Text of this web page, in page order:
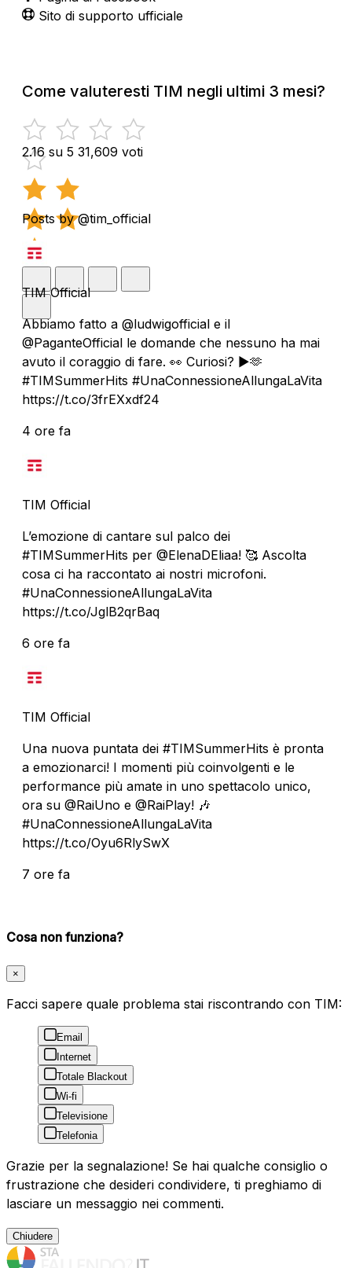
Sito di supporto ufficiale
Come valuteresti TIM negli ultimi 3 mesi?
2.16 su 5 31,609 voti
Posts by @tim_official
TIM Official
Abbiamo fatto a @ludwigofficial e il
@PaganteOfficial le domande che nessuno ha mai
avuto il coraggio di fare. 👀 Curiosi? ▶️🫶
#TIMSummerHits #UnaConnessioneAllungaLaVita
https://t.co/3frEXxdf24
4 ore fa
TIM Official
L’emozione di cantare sul palco dei
#TIMSummerHits per @ElenaDEliaa! 🥰 Ascolta
cosa ci ha raccontato ai nostri microfoni.
#UnaConnessioneAllungaLaVita
https://t.co/JglB2qrBaq
6 ore fa
TIM Official
Una nuova puntata dei #TIMSummerHits è pronta
a emozionarci! I momenti più coinvolgenti e le
performance più amate in uno spettacolo unico,
ora su @RaiUno e @RaiPlay! 🎶
#UnaConnessioneAllungaLaVita
https://t.co/Oyu6RlySwX
7 ore fa
Cosa non funziona?
×
Facci sapere quale problema stai riscontrando con TIM:
Email
Internet
Totale Blackout
Wi-fi
Televisione
Telefonia
Grazie per la segnalazione! Se hai qualche consiglio o
frustrazione che desideri condividere, ti preghiamo di
lasciare un messaggio nei commenti.
Chiudere